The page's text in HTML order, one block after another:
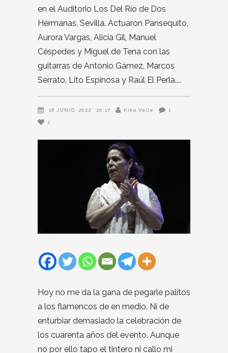
en el Auditorio Los Del Río de Dos
Hermanas, Sevilla. Actuaron Pansequito,
Aurora Vargas, Alicia Gil, Manuel
Céspedes y Miguel de Tena con las
guitarras de Antonio Gámez, Marcos
Serrato, Lito Espinosa y Raúl El Perla.
18 JUNIO, 2022 20:17 Kiko Valle 1
2
Hoy no me da la gana de pegarle palitos
a los flamencos de en medio. Ni de
enturbiar demasiado la celebración de
los cuarenta años del evento. Aunque
no por ello tapo el tintero ni callo mi